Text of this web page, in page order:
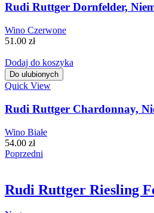
Rudi Ruttger Dornfelder,
Wino Czerwone
51.00 zł
Dodaj do koszyka
Do ulubionych
Quick View
Rudi Ruttger Chardonnay,
Wino Białe
54.00 zł
Poprzedni
Rudi Ruttger Riesling